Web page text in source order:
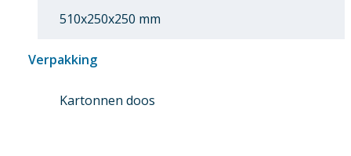
510x250x250 mm
Verpakking
Kartonnen doos